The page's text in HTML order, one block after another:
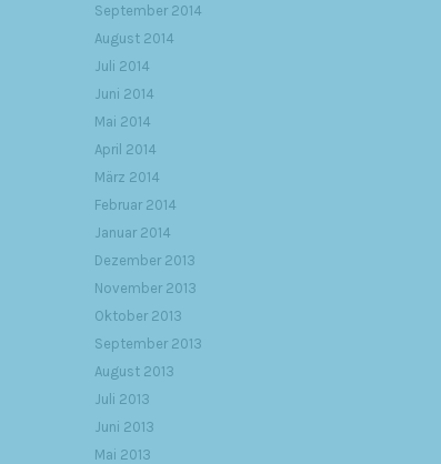
September 2014
August 2014
Juli 2014
Juni 2014
Mai 2014
April 2014
März 2014
Februar 2014
Januar 2014
Dezember 2013
November 2013
Oktober 2013
September 2013
August 2013
Juli 2013
Juni 2013
Mai 2013